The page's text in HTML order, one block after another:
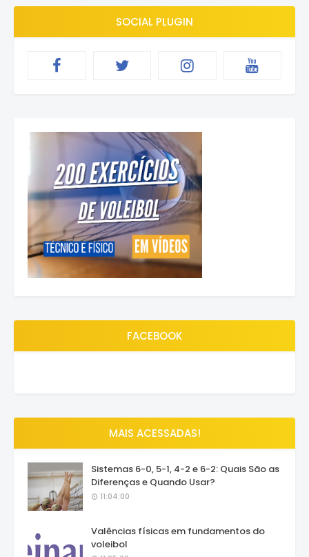
SOCIAL PLUGIN
FACEBOOK
MAIS ACESSADAS!
Sistemas 6-0, 5-1, 4-2 e 6-2: Quais São as
Diferenças e Quando Usar?
11:04:00
Valências físicas em fundamentos do
voleibol